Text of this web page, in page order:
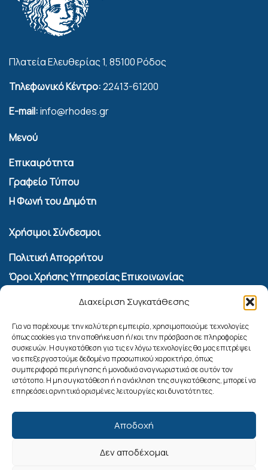
Διαχείριση Συγκατάθεσης
Για να παρέχουμε την καλύτερη εμπειρία, χρησιμοποιούμε τεχνολογίες
όπως cookies για την αποθήκευση ή/και την πρόσβαση σε πληροφορίες
συσκευών. Η συγκατάθεση για τις εν λόγω τεχνολογίες θα μας επιτρέψει
να επεξεργαστούμε δεδομένα προσωπικού χαρακτήρα, όπως
συμπεριφορά περιήγησης ή μοναδικά αναγνωριστικά σε αυτόν τον
ιστότοπο. Η μη συγκατάθεση ή η ανάκληση της συγκατάθεσης, μπορεί να
επηρεάσει αρνητικά ορισμένες λειτουργίες και δυνατότητες.
Αποδοχή
Δεν αποδέχομαι
Πλατεία Ελευθερίας 1, 85100 Ρόδος
Τηλεφωνικό Κέντρο:22413-61200
E-mail:info@rhodes.gr
Μενού
Επικαιρότητα
Γραφείο Τύπου
Η Φωνή του Δημότη
Χρήσιμοι Σύνδεσμοι
Πολιτική Απορρήτου
Όροι Χρήσης Υπηρεσίας Επικοινωνίας
Πολιτική Cookies (ΕΕ)
Αναζήτηση